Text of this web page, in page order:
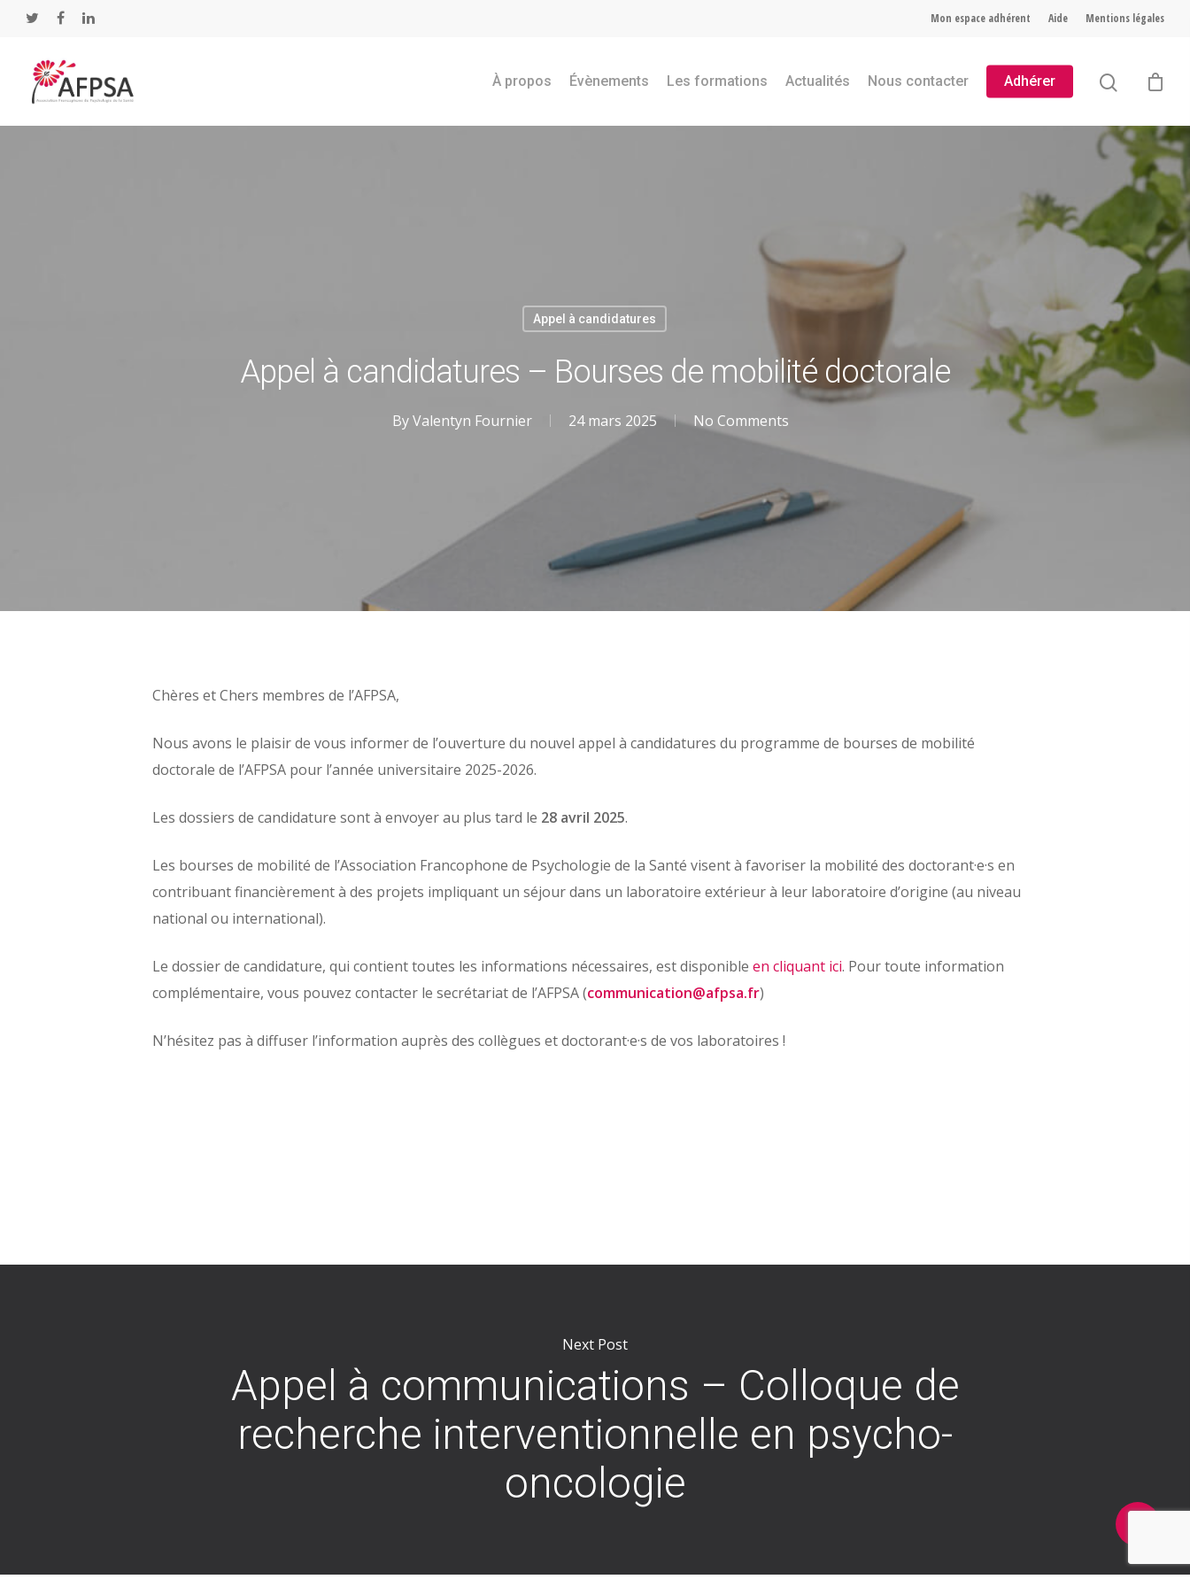
Mon espace adhérent Aide Mentions légales
À propos Évènements Les formations Actualités Nous contacter Adhérer
Appel à candidatures
Appel à candidatures – Bourses de mobilité doctorale
ByValentyn Fournier 24 mars 2025 No Comments
Chères et Chers membres de l’AFPSA,
Nous avons le plaisir de vous informer de l’ouverture du nouvel appel à candidatures du programme de bourses de mobilité
doctorale de l’AFPSA pour l’année universitaire 2025-2026.
Les dossiers de candidature sont à envoyer au plus tard le 28 avril 2025.
Les bourses de mobilité de l’Association Francophone de Psychologie de la Santé visent à favoriser la mobilité des doctorant·e·s en
contribuant financièrement à des projets impliquant un séjour dans un laboratoire extérieur à leur laboratoire d’origine (au niveau
national ou international).
Le dossier de candidature, qui contient toutes les informations nécessaires, est disponible en cliquant ici. Pour toute information
complémentaire, vous pouvez contacter le secrétariat de l’AFPSA (communication@afpsa.fr)
N’hésitez pas à diffuser l’information auprès des collègues et doctorant·e·s de vos laboratoires !
Next Post
Appel à communications – Colloque de
recherche interventionnelle en psycho-
oncologie